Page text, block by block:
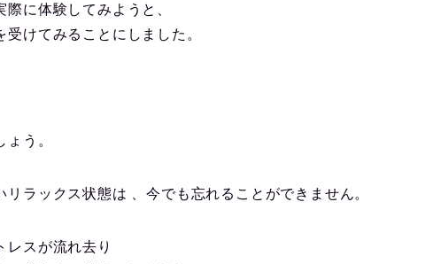
に体験してみようと、
けてみることにしました。
う。
リラックス状態は 、今でも忘れることができません。
レスが流れ去り